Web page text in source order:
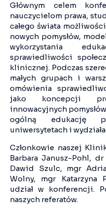
Głównym celem
nauczycielom prawa,
całego świata
nowych pomysłów,
wykorzystania
sprawiedliwości
klinicznej. Podczas
małych grupach i
omówienia
jako koncepcji
innowacyjnych
ogólną edukację
uniwersytetach i
Członkowie naszej
Barbara Janusz-Pohl,
Dawid Szulc, mgr
Wolny, mgr Katarzyna
udział w konferencji.
naszych referatów.